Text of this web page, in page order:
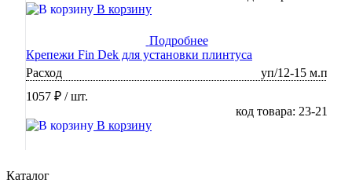
В корзину
Подробнее
Крепежи Fin Dek для установки плинтуса
Расход
уп/12-15 м.п
1057 ₽ / шт.
код товара: 23-21
В корзину
Каталог